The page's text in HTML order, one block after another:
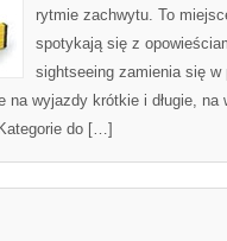
rytmie zachwytu. To
spotykają się z
sightseeing zamienia się w
wyjazdy krótkie i długie, na
do […]